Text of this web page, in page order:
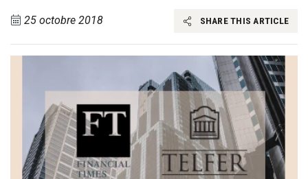
25 octobre 2018 SHARE THIS ARTICLE